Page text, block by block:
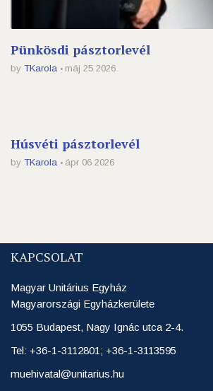
Pünkösdi pásztorlevél
by TKarola máj 25 2026
Húsvéti pásztorlevél
by TKarola ápr 06 2026
KAPCSOLAT
Magyar Unitárius Egyház
Magyarországi Egyházkerülete
1055 Budapest, Nagy Ignác utca 2-4.
Tel: +36-1-3112801; +36-1-3113595
muehivatal@unitarius.hu